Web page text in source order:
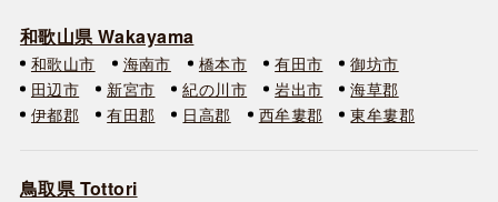
和歌山県 Wakayama
和歌山市 海南市 橋本市 有田市
御坊市
田辺市
新宮市 紀の川市 岩出市
海草郡
伊都郡
有田郡 日高郡 西牟婁郡 東牟婁郡
鳥取県 Tottori